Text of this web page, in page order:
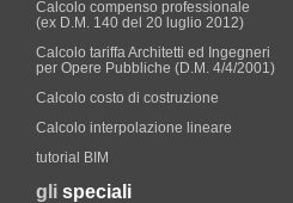
Calcolo compenso professionale
(ex D.M. 140 del 20 luglio 2012)
Calcolo tariffa Architetti ed Ingegneri
per Opere Pubbliche (D.M. 4/4/2001)
Calcolo costo di costruzione
Calcolo interpolazione lineare
tutorial BIM
gli speciali